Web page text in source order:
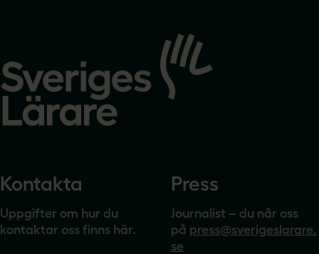
startsidan
Kontakta
Uppgifter om hur du
kontaktar oss finns här.
Press
Journalist – du når oss
på press@sverigeslarare.
se